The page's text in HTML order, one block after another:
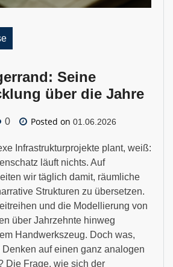
Seine
über die Jahre
0 Posted on 01.06.2026
Infrastrukturprojekte plant, weiß:
läuft nichts. Auf
wir täglich damit, räumliche
Strukturen zu übersetzen.
und die Modellierung von
über Jahrzehnte hinweg
Handwerkszeug. Doch was,
auf einen ganz analogen
Die Frage, wie sich der